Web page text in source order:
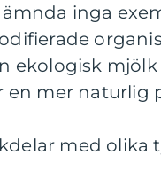
inga
ekologisk mjölk
en mer naturlig
med olika